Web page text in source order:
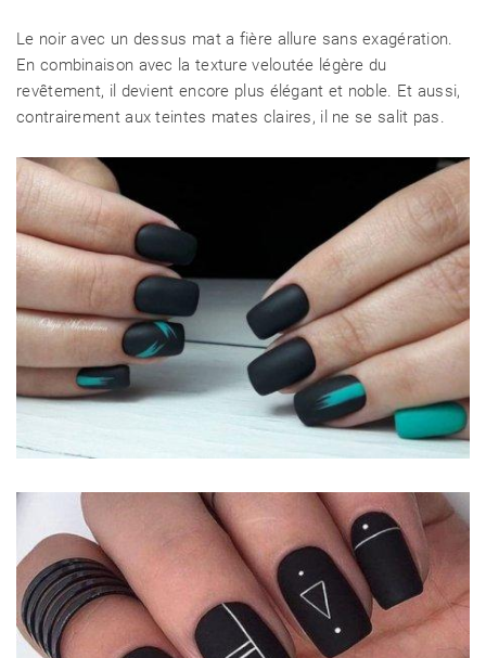
Le noir avec un dessus mat a fière allure sans exagération.
En combinaison avec la texture veloutée légère du
revêtement, il devient encore plus élégant et noble. Et aussi,
contrairement aux teintes mates claires, il ne se salit pas.